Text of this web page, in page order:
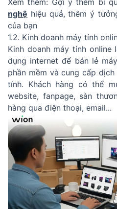
Xem thêm: Gợi ý thêm bí
nghệ hiệu quả, thêm ý
của bạn
1.2. Kinh doanh máy tính
Kinh doanh máy tính online
dụng internet để bán lẻ
phần mềm và cung cấp
tính. Khách hàng có thể
website, fanpage, sàn
hàng qua điện thoại, email...